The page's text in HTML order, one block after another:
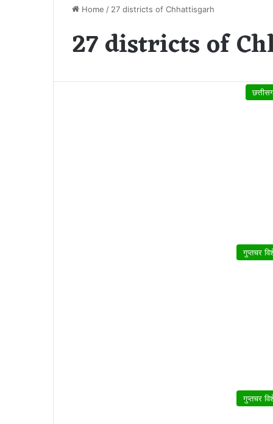
Home / 27 districts of Chhattisgarh
27 districts of
गुप्तचर
गुप्तचर